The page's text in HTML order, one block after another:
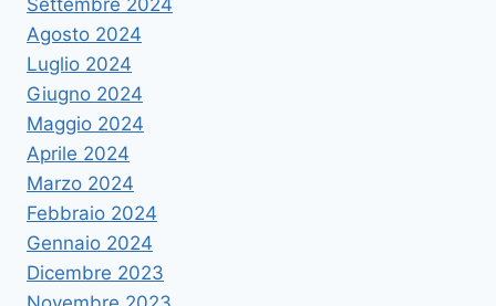
Settembre 2024
Agosto 2024
Luglio 2024
Giugno 2024
Maggio 2024
Aprile 2024
Marzo 2024
Febbraio 2024
Gennaio 2024
Dicembre 2023